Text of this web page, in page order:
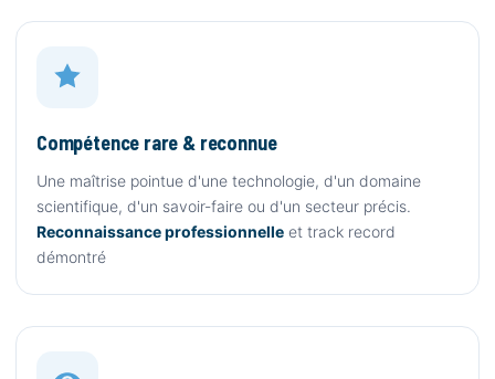
Compétence rare & reconnue
Une maîtrise pointue d'une technologie, d'un domaine
scientifique, d'un savoir-faire ou d'un secteur précis.
Reconnaissance professionnelle et track record
démontré